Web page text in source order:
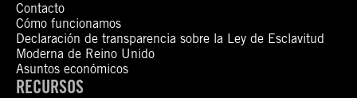
Contacto
Cómo funcionamos
Declaración de transparencia sobre la Ley de Esclavitud
Moderna de Reino Unido
Asuntos económicos
RECURSOS